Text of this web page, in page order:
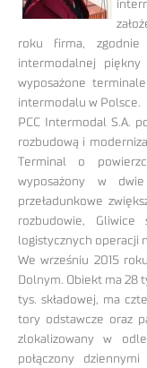
roku firma,
intermodalnej
wyposażone
intermodalu w Polsce.
PCC Intermodal S.A.
rozbudową i
Terminal o
wyposażony w
przeładunkowe
rozbudowie, Gliwice
logistycznych operacji
We wrześniu 2015
Dolnym. Obiekt ma 28
tys. składowej, ma
tory odstawcze oraz
zlokalizowany w
połączony